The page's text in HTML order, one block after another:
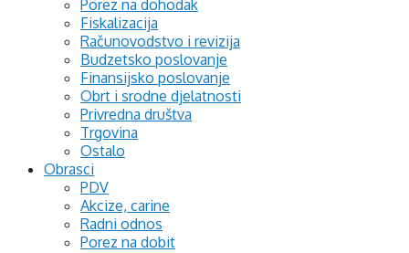
Porez na dohodak
Fiskalizacija
Računovodstvo i revizija
Budzetsko poslovanje
Finansijsko poslovanje
Obrt i srodne djelatnosti
Privredna društva
Trgovina
Ostalo
Obrasci
PDV
Akcize, carine
Radni odnos
Porez na dobit